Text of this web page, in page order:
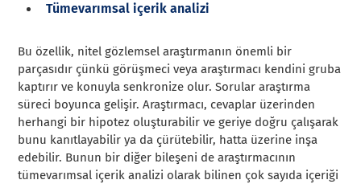
Tümevarımsal içerik analizi
Bu özellik, nitel gözlemsel araştırmanın önemli bir
parçasıdır çünkü görüşmeci veya araştırmacı kendini gruba
kaptırır ve konuyla senkronize olur. Sorular araştırma
süreci boyunca gelişir. Araştırmacı, cevaplar üzerinden
herhangi bir hipotez oluşturabilir ve geriye doğru çalışarak
bunu kanıtlayabilir ya da çürütebilir, hatta üzerine inşa
edebilir. Bunun bir diğer bileşeni de araştırmacının
tümevarımsal içerik analizi olarak bilinen çok sayıda içeriği